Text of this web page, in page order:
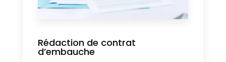
Rédaction de contrat
d’embauche